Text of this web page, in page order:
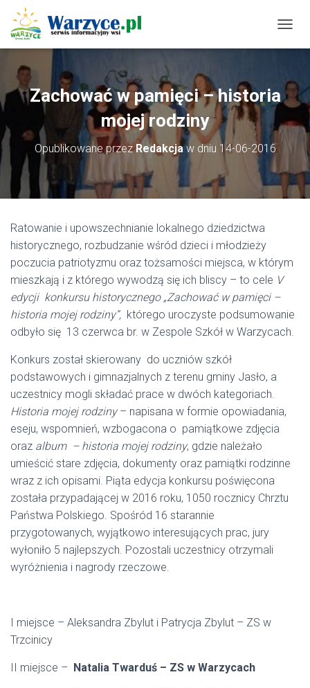
R
Ł
Ą
Z
Zachować w pamięci – historia
mojej rodziny
Opublikowane przezRedakcjaw dniu 14-06-2016
Ratowanie i upowszechnianie lokalnego dziedzictwa
historycznego, rozbudzanie wśród dzieci i młodzieży
poczucia patriotyzmu oraz tożsamości miejsca, w którym
mieszkają i z którego wywodzą się ich bliscy – to cele V
edycji konkursu historycznego „Zachować w pamięci –
historia mojej rodziny”, którego uroczyste podsumowanie
odbyło się 13 czerwca br. w Zespole Szkół w Warzycach.
Konkurs został skierowany do uczniów szkół
podstawowych i gimnazjalnych z terenu gminy Jasło, a
uczestnicy mogli składać prace w dwóch kategoriach.
Historia mojej rodziny– napisana w formie opowiadania,
eseju, wspomnień, wzbogacona o pamiątkowe zdjęcia
oraz album – historia mojej rodziny, gdzie należało
umieścić stare zdjęcia, dokumenty oraz pamiątki rodzinne
wraz z ich opisami. Piąta edycja konkursu poświęcona
została przypadającej w 2016 roku, 1050 rocznicy Chrztu
Państwa Polskiego. Spośród 16 starannie
przygotowanych, wyjątkowo interesujących prac, jury
wyłoniło 5 najlepszych. Pozostali uczestnicy otrzymali
wyróżnienia i nagrody rzeczowe.
I miejsce – Aleksandra Zbylut i Patrycja Zbylut – ZS w
Trzcinicy
II miejsce – Natalia Twarduś – ZS w Warzycach